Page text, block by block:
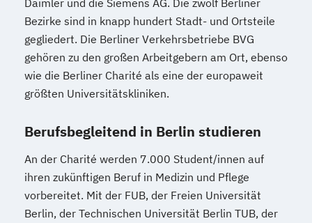
Bezirke sind in knapp hundert Stadt- und Ortsteile
gegliedert. Die Berliner Verkehrsbetriebe BVG
gehören zu den großen Arbeitgebern am Ort, ebenso
wie die Berliner Charité als eine der europaweit
größten Universitätskliniken.
Berufsbegleitend in Berlin studieren
An der Charité werden 7.000 Student/innen auf
ihren zukünftigen Beruf in Medizin und Pflege
vorbereitet. Mit der FUB, der Freien Universität
Berlin, der Technischen Universität Berlin TUB, der